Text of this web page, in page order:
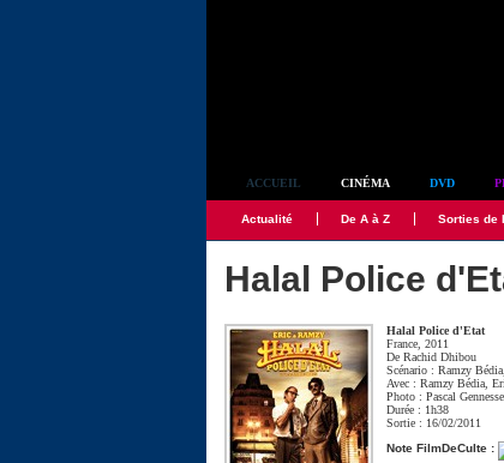
ACCUEIL CINÉMA DVD
Actualité De A à Z Sorties de
Halal Police
Halal Police d'Etat
France, 2011
DeRachid Dhibou
Scénario :Ramzy Bédia
Avec :Ramzy Bédia ,
Photo :Pascal
Durée : 1h38
Sortie : 16/02/2011
Note FilmDeCulte :